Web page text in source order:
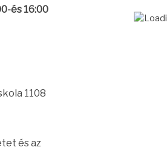
és 16:00
1108
és az